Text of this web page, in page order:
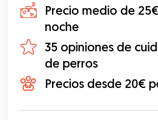
Precio medio de
noche
35 opiniones de
de perros
Precios desde 20€